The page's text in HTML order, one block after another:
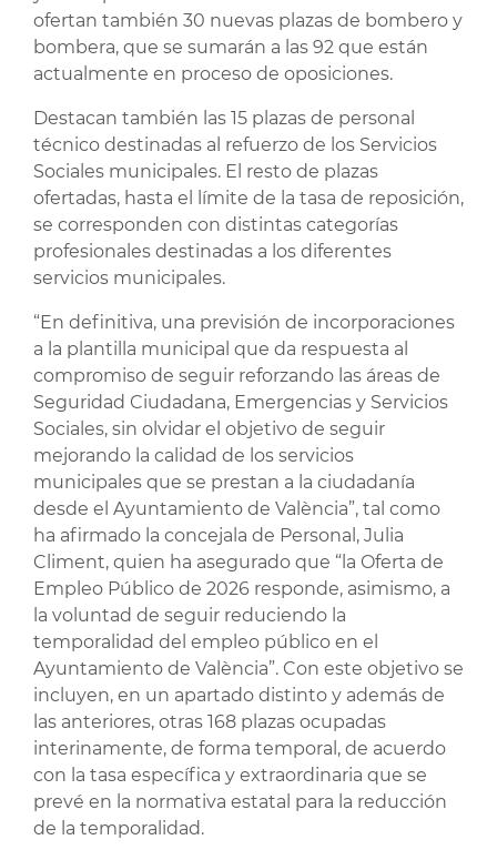
ofertan también 30 nuevas plazas de bombero y
bombera, que se sumarán a las 92 que están
actualmente en proceso de oposiciones.
Destacan también las 15 plazas de personal
técnico destinadas al refuerzo de los Servicios
Sociales municipales. El resto de plazas
ofertadas, hasta el límite de la tasa de reposición,
se corresponden con distintas categorías
profesionales destinadas a los diferentes
servicios municipales.
“En definitiva, una previsión de incorporaciones
a la plantilla municipal que da respuesta al
compromiso de seguir reforzando las áreas de
Seguridad Ciudadana, Emergencias y Servicios
Sociales, sin olvidar el objetivo de seguir
mejorando la calidad de los servicios
municipales que se prestan a la ciudadanía
desde el Ayuntamiento de València”, tal como
ha afirmado la concejala de Personal, Julia
Climent, quien ha asegurado que “la Oferta de
Empleo Público de 2026 responde, asimismo, a
la voluntad de seguir reduciendo la
temporalidad del empleo público en el
Ayuntamiento de València”. Con este objetivo se
incluyen, en un apartado distinto y además de
las anteriores, otras 168 plazas ocupadas
interinamente, de forma temporal, de acuerdo
con la tasa específica y extraordinaria que se
prevé en la normativa estatal para la reducción
de la temporalidad.